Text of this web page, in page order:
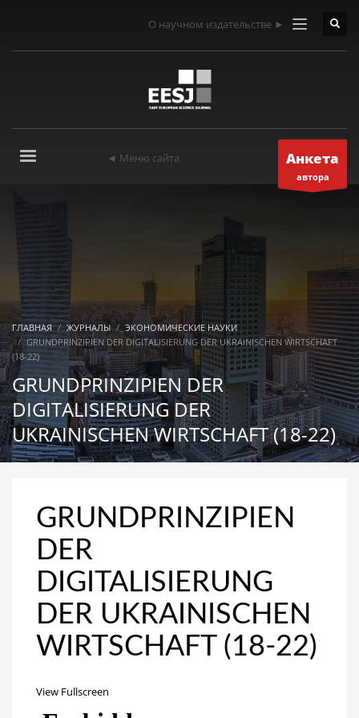
О научном издательстве ►
◄ Меню сайта Анкета
автора
ГЛАВНАЯ ЖУРНАЛЫ
ЭКОНОМИЧЕСКИЕ НАУКИ
GRUNDPRINZIPIEN DER DIGITALISIERUNG DER UKRAINISCHEN WIRTSCHAFT
(18-22)
GRUNDPRINZIPIEN DER
DIGITALISIERUNG DER
UKRAINISCHEN WIRTSCHAFT (18-22)
GRUNDPRINZIPIEN
DER
DIGITALISIERUNG
DER UKRAINISCHEN
WIRTSCHAFT (18-22)
View Fullscreen